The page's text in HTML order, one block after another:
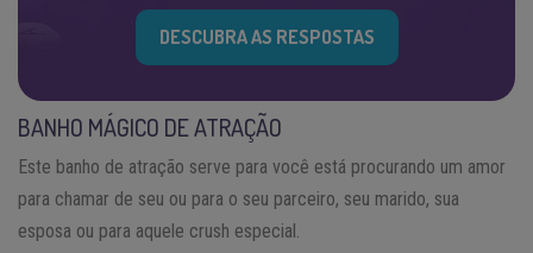
DESCUBRA AS RESPOSTAS
BANHO MÁGICO DE ATRAÇÃO
Este banho de atração serve para você está procurando um amor
para chamar de seu ou para o seu parceiro, seu marido, sua
esposa ou para aquele crush especial.